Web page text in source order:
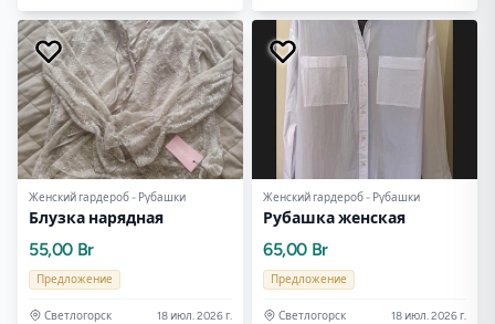
Женский гардероб - Рубашки
Блузка нарядная
55,00 Br
Предложение
Светлогорск 18 июл. 2026 г.
Женский гардероб - Рубашки
Рубашка женская
65,00 Br
Предложение
Светлогорск 18 июл. 2026 г.